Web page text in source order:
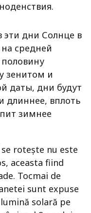
дни Солнце в
средней
половину
зенитом и
даты, дни будут
длиннее, вплоть
зимнее
rotește nu este
aceasta fiind
Tocmai de
sunt expuse
solară pe